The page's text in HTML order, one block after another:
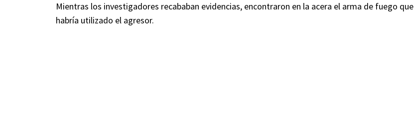
Mientras los investigadores recababan evidencias, encontraron en la acera el arma de fuego que
habría utilizado el agresor.